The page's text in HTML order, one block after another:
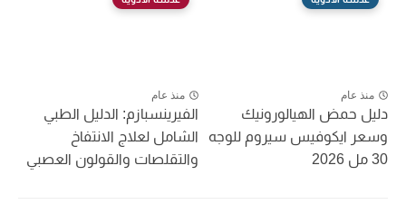
منذ عام
دليل حمض الهيالورونيك
وسعر ايكوفيس سيروم للوجه
30 مل 2026
منذ عام
الفيرينسبازم: الدليل الطبي
الشامل لعلاج الانتفاخ
والتقلصات والقولون العصبي